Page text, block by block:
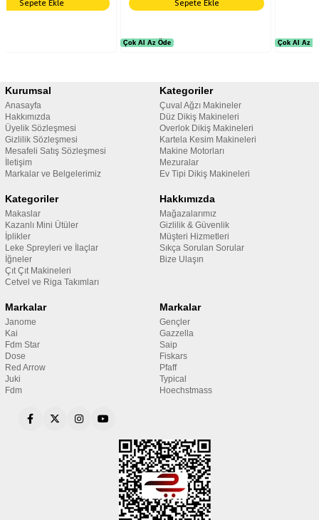
Sepete Ekle
Kurumsal
Anasayfa
Hakkımızda
Üyelik Sözleşmesi
Gizlilik Sözleşmesi
Mesafeli Satış Sözleşmesi
İletişim
Markalar ve Belgelerimiz
Kategoriler
Çuval Ağzı Makineler
Düz Dikiş Makineleri
Overlok Dikiş Makineleri
Kartela Kesim Makineleri
Makine Motorları
Mezuralar
Ev Tipi Dikiş Makineleri
Kategoriler
Makaslar
Kazanlı Mini Ütüler
İplikler
Leke Spreyleri ve İlaçlar
İğneler
Çıt Çıt Makineleri
Cetvel ve Riga Takımları
Hakkımızda
Mağazalarımız
Gizlilik & Güvenlik
Müşteri Hizmetleri
Sıkça Sorulan Sorular
Bize Ulaşın
Markalar
Janome
Kai
Fdm Star
Dose
Red Arrow
Juki
Fdm
Markalar
Gençler
Gazzella
Saip
Fiskars
Pfaff
Typical
Hoechstmass